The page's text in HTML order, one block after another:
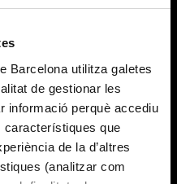
Barcelona utilitza galetes
de gestionar les
informació perquè accediu
característiques que
de la d’altres
(analitzar com